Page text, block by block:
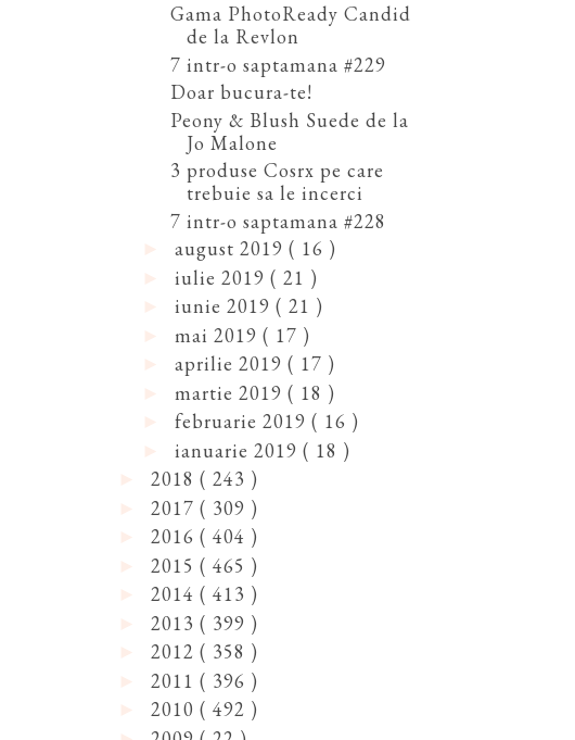
Gama PhotoReady Candid
de la Revlon
7 intr-o saptamana #229
Doar bucura-te!
Peony & Blush Suede de la
Jo Malone
3 produse Cosrx pe care
trebuie sa le incerci
7 intr-o saptamana #228
august 2019 ( 16 )
iulie 2019 ( 21 )
iunie 2019 ( 21 )
mai 2019 ( 17 )
aprilie 2019 ( 17 )
martie 2019 ( 18 )
februarie 2019 ( 16 )
ianuarie 2019 ( 18 )
2018 ( 243 )
2017 ( 309 )
2016 ( 404 )
2015 ( 465 )
2014 ( 413 )
2013 ( 399 )
2012 ( 358 )
2011 ( 396 )
2010 ( 492 )